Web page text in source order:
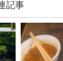
記事